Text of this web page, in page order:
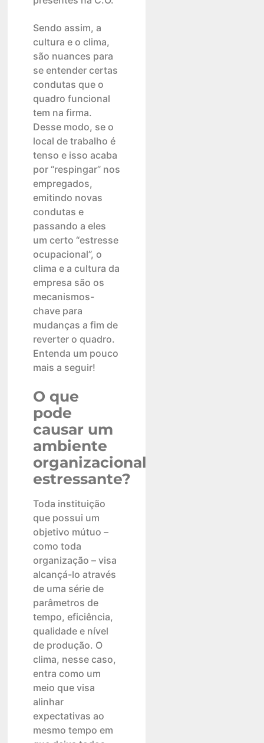
Sendo assim, a
cultura e o clima,
são nuances para
se entender certas
condutas que o
quadro funcional
tem na firma.
Desse modo, se o
local de trabalho é
tenso e isso acaba
por “respingar” nos
empregados,
emitindo novas
condutas e
passando a eles
um certo “estresse
ocupacional”, o
clima e a cultura da
empresa são os
mecanismos-
chave para
mudanças a fim de
reverter o quadro.
Entenda um pouco
mais a seguir!
O que
pode
causar um
ambiente
organizacional
estressante?
Toda instituição
que possui um
objetivo mútuo –
como toda
organização – visa
alcançá-lo através
de uma série de
parâmetros de
tempo, eficiência,
qualidade e nível
de produção. O
clima, nesse caso,
entra como um
meio que visa
alinhar
expectativas ao
mesmo tempo em